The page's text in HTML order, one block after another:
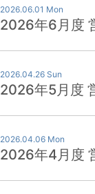
2026.06.01 Mon
2026年6月度
2026.04.26 Sun
2026年5月度
2026.04.06 Mon
2026年4月度